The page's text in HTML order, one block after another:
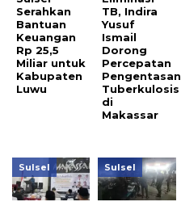
Serahkan
Bantuan
Keuangan
Rp 25,5
Miliar untuk
Kabupaten
Luwu
TB, Indira
Yusuf
Ismail
Dorong
Percepatan
Pengentasan
Tuberkulosis
di
Makassar
Sulsel Sulsel